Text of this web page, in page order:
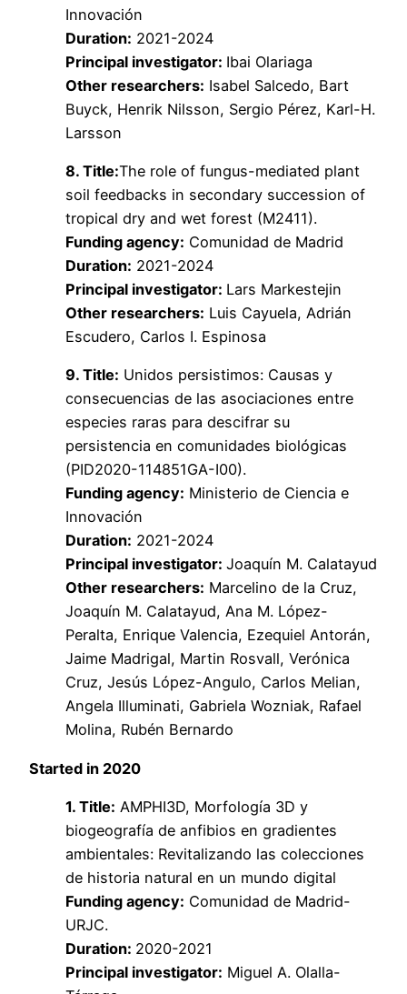
Innovación
Duration: 2021-2024
Principal investigator: Ibai Olariaga
Other researchers: Isabel Salcedo, Bart
Buyck, Henrik Nilsson, Sergio Pérez, Karl-H.
Larsson
8. Title:The role of fungus-mediated plant
soil feedbacks in secondary succession of
tropical dry and wet forest (M2411).
Funding agency: Comunidad de Madrid
Duration: 2021-2024
Principal investigator: Lars Markestejin
Other researchers: Luis Cayuela, Adrián
Escudero, Carlos I. Espinosa
9. Title: Unidos persistimos: Causas y
consecuencias de las asociaciones entre
especies raras para descifrar su
persistencia en comunidades biológicas
(PID2020-114851GA-I00).
Funding agency: Ministerio de Ciencia e
Innovación
Duration: 2021-2024
Principal investigator: Joaquín M. Calatayud
Other researchers: Marcelino de la Cruz,
Joaquín M. Calatayud, Ana M. López-
Peralta, Enrique Valencia, Ezequiel Antorán,
Jaime Madrigal, Martin Rosvall, Verónica
Cruz, Jesús López-Angulo, Carlos Melian,
Angela Illuminati, Gabriela Wozniak, Rafael
Molina, Rubén Bernardo
Started in 2020
1. Title: AMPHI3D, Morfología 3D y
biogeografía de anfibios en gradientes
ambientales: Revitalizando las colecciones
de historia natural en un mundo digital
Funding agency: Comunidad de Madrid-
URJC.
Duration: 2020-2021
Principal investigator: Miguel A. Olalla-